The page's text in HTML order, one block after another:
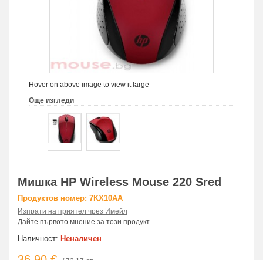
Hover on above image to view it large
Още изгледи
Мишка HP Wireless Mouse 220 Sred
Продуктов номер: 7KX10AA
Изпрати на приятел чрез Имейл
Дайте първото мнение за този продукт
Наличност: Неналичен